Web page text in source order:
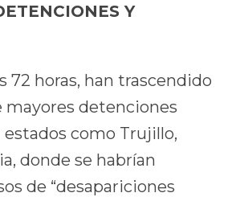
Y
72 horas, han trascendido
mayores detenciones
como Trujillo,
donde se habrían
de “desapariciones